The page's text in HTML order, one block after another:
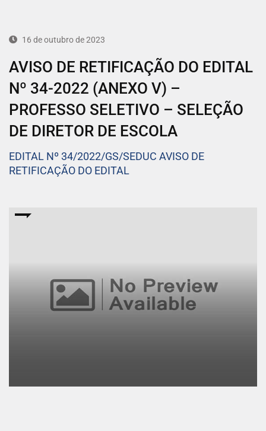
16 de outubro de 2023
AVISO DE RETIFICAÇÃO DO EDITAL
Nº 34-2022 (ANEXO V) –
PROFESSO SELETIVO – SELEÇÃO
DE DIRETOR DE ESCOLA
EDITAL Nº 34/2022/GS/SEDUC AVISO DE
RETIFICAÇÃO DO EDITAL